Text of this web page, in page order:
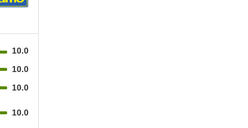
10.0
10.0
10.0
10.0